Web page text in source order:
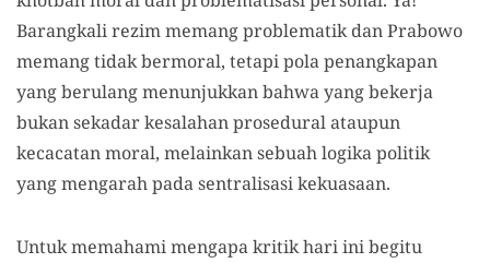
Barangkali rezim memang problematik dan Prabowo
memang tidak bermoral, tetapi pola penangkapan
yang berulang menunjukkan bahwa yang bekerja
bukan sekadar kesalahan prosedural ataupun
kecacatan moral, melainkan sebuah logika politik
yang mengarah pada sentralisasi kekuasaan.
Untuk memahami mengapa kritik hari ini begitu